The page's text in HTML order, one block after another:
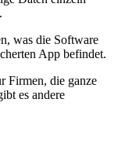
was die Software
App befindet.
Firmen, die ganze
es andere